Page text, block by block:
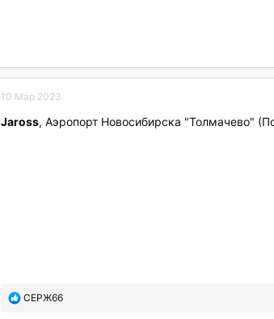
10 Мар 2023
Jaross, Аэропорт Новосибирска "Толмачево"
П
СЕРЖ66